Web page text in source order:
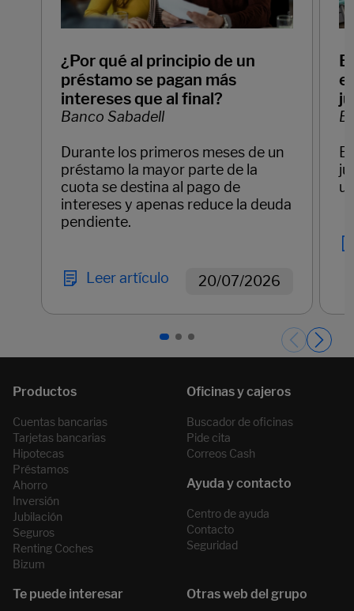
¿Por qué al principio de un
préstamo se pagan más
intereses que al final?
Banco Sabadell
Durante los primeros meses de un
préstamo la mayor parte de la
cuota se destina al pago de
intereses y apenas reduce la deuda
pendiente.
Leer artículo 20/07/2026
Cuentas bancarias
Tarjetas bancarias
Hipotecas
Préstamos
Ahorro
Inversión
Jubilación
Seguros
Renting Coches
Bizum
Buscador de oficinas
Pide cita
Correos Cash
Centro de ayuda
Contacto
Seguridad